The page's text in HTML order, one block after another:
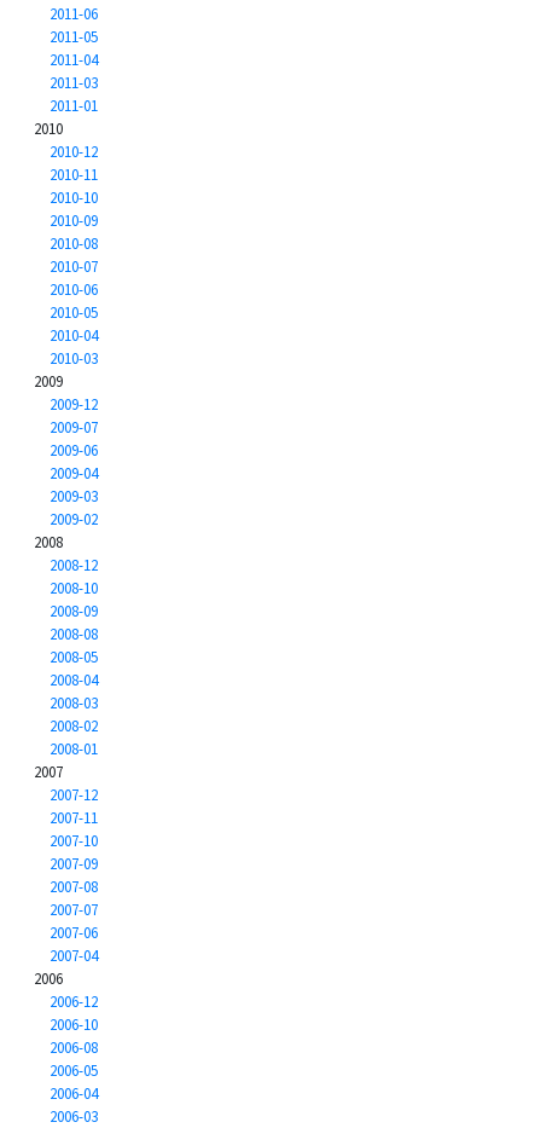
2011-06
2011-05
2011-04
2011-03
2011-01
2010
2010-12
2010-11
2010-10
2010-09
2010-08
2010-07
2010-06
2010-05
2010-04
2010-03
2009
2009-12
2009-07
2009-06
2009-04
2009-03
2009-02
2008
2008-12
2008-10
2008-09
2008-08
2008-05
2008-04
2008-03
2008-02
2008-01
2007
2007-12
2007-11
2007-10
2007-09
2007-08
2007-07
2007-06
2007-04
2006
2006-12
2006-10
2006-08
2006-05
2006-04
2006-03